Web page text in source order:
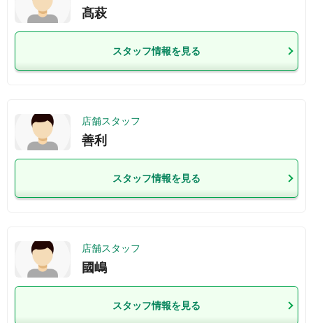
髙萩
スタッフ情報を見る
店舗スタッフ
善利
スタッフ情報を見る
店舗スタッフ
國嶋
スタッフ情報を見る